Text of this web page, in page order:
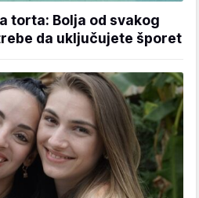
torta: Bolja od svakog
da uključujete šporet